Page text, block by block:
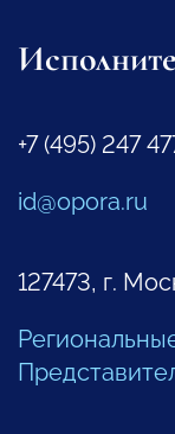
+7 (495) 247
id@opora.ru
127473, г.